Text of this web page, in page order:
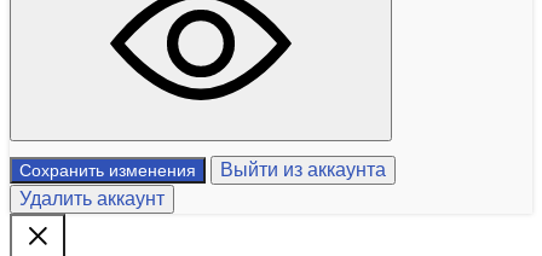
Сохранить изменения
Выйти из аккаунта
Удалить аккаунт